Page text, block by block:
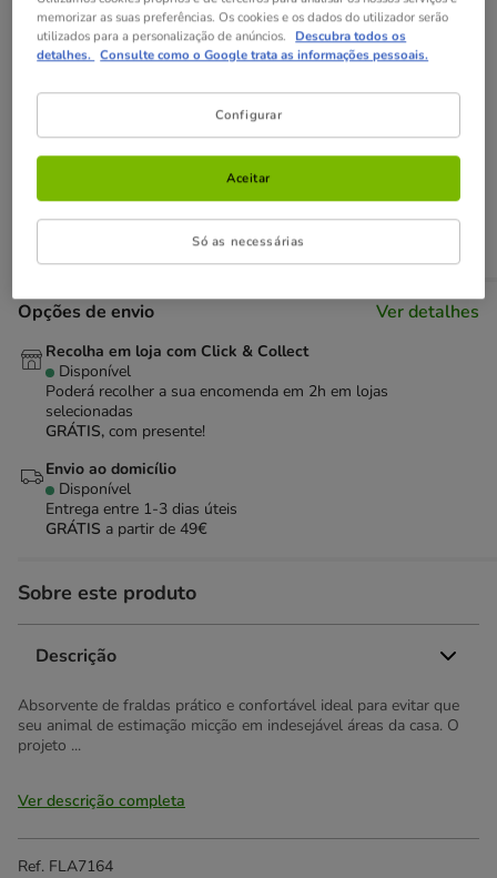
Não perca esta promoção
-25% na 2ª un Com cupão numa seleção de alimentação,
Ver condições
Adicionar ao carrinho
Opções de envio Ver detalhes
Recolha em loja com Click & Collect
Disponível
Poderá recolher a sua encomenda em 2h em lojas
selecionadas
GRÁTIS, com presente!
Envio ao domicílio
Disponível
Entrega entre 1-3 dias úteis
GRÁTIS a partir de 49€
Sobre este produto
Descrição
Absorvente de fraldas prático e confortável ideal para evitar que
seu animal de estimação micção em indesejável áreas da casa. O
projeto ...
Ver descrição completa
Ref. FLA7164
memorizar as suas preferências. Os cookies e os dados do utilizador serão
utilizados para a personalização de anúncios. Descubra todos os
detalhes. Consulte como o Google trata as informações pessoais.
Configurar
Só as necessárias
Aceitar